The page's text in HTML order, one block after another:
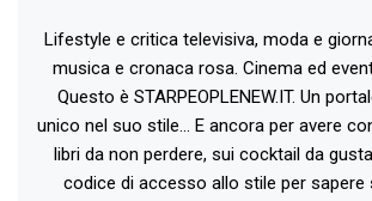
Lifestyle e critica televisiva, moda e
musica e cronaca rosa. Cinema ed
Questo è STARPEOPLENEW.IT. Un
unico nel suo stile... E ancora per avere
libri da non perdere, sui cocktail da
codice di accesso allo stile per sapere